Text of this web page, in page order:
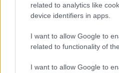
related to analytics like
device identifiers in apps.
I want to allow Google to
related to functionality of
I want to allow Google to